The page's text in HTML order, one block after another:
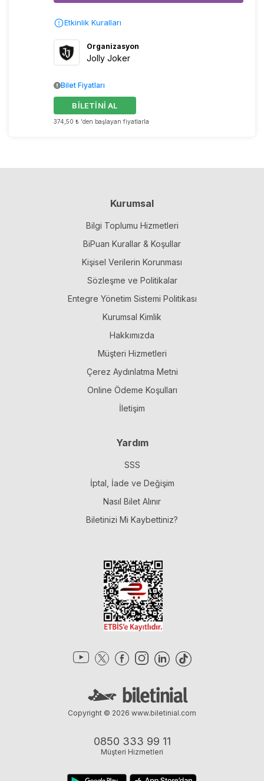
Etkinlik Kuralları
Organizasyon
Jolly Joker
374,50 ₺ 'den başlayan fiyatlarla
BİLETİNİ AL
Bilet Fiyatları
Kurumsal
Bilgi Toplumu Hizmetleri
BiPuan Kurallar & Koşullar
Kişisel Verilerin Korunması
Sözleşme ve Politikalar
Entegre Yönetim Sistemi Politikası
Kurumsal Kimlik
Hakkımızda
Müşteri Hizmetleri
Çerez Aydınlatma Metni
Online Ödeme Koşulları
İletişim
Yardım
SSS
İptal, İade ve Değişim
Nasıl Bilet Alınır
Biletinizi Mi Kaybettiniz?
0850 333 99 11
Müşteri Hizmetleri
Copyright © 2026 www.biletinial.com